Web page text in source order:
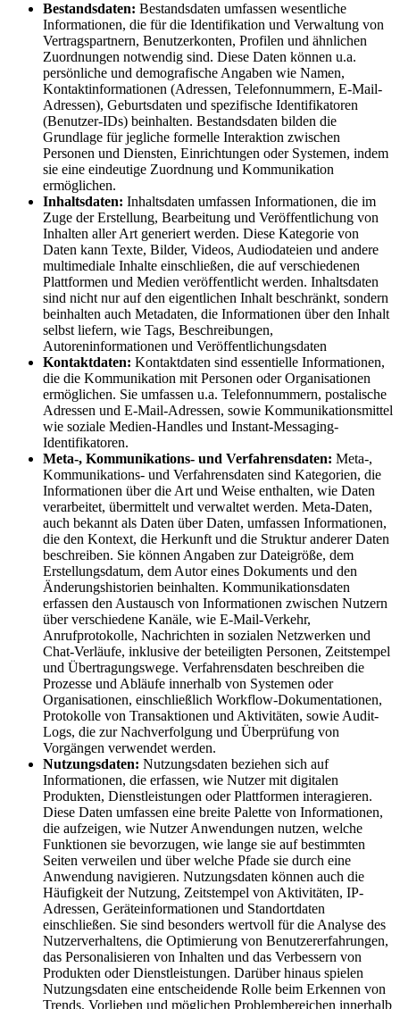
Bestandsdaten: Bestandsdaten umfassen wesentliche
Informationen, die für die Identifikation und Verwaltung von
Vertragspartnern, Benutzerkonten, Profilen und ähnlichen
Zuordnungen notwendig sind. Diese Daten können u.a.
persönliche und demografische Angaben wie Namen,
Kontaktinformationen (Adressen, Telefonnummern, E-Mail-
Adressen), Geburtsdaten und spezifische Identifikatoren
(Benutzer-IDs) beinhalten. Bestandsdaten bilden die
Grundlage für jegliche formelle Interaktion zwischen
Personen und Diensten, Einrichtungen oder Systemen, indem
sie eine eindeutige Zuordnung und Kommunikation
ermöglichen.
Inhaltsdaten: Inhaltsdaten umfassen Informationen, die im
Zuge der Erstellung, Bearbeitung und Veröffentlichung von
Inhalten aller Art generiert werden. Diese Kategorie von
Daten kann Texte, Bilder, Videos, Audiodateien und andere
multimediale Inhalte einschließen, die auf verschiedenen
Plattformen und Medien veröffentlicht werden. Inhaltsdaten
sind nicht nur auf den eigentlichen Inhalt beschränkt, sondern
beinhalten auch Metadaten, die Informationen über den Inhalt
selbst liefern, wie Tags, Beschreibungen,
Autoreninformationen und Veröffentlichungsdaten
Kontaktdaten: Kontaktdaten sind essentielle Informationen,
die die Kommunikation mit Personen oder Organisationen
ermöglichen. Sie umfassen u.a. Telefonnummern, postalische
Adressen und E-Mail-Adressen, sowie Kommunikationsmittel
wie soziale Medien-Handles und Instant-Messaging-
Identifikatoren.
Meta-, Kommunikations- und Verfahrensdaten: Meta-,
Kommunikations- und Verfahrensdaten sind Kategorien, die
Informationen über die Art und Weise enthalten, wie Daten
verarbeitet, übermittelt und verwaltet werden. Meta-Daten,
auch bekannt als Daten über Daten, umfassen Informationen,
die den Kontext, die Herkunft und die Struktur anderer Daten
beschreiben. Sie können Angaben zur Dateigröße, dem
Erstellungsdatum, dem Autor eines Dokuments und den
Änderungshistorien beinhalten. Kommunikationsdaten
erfassen den Austausch von Informationen zwischen Nutzern
über verschiedene Kanäle, wie E-Mail-Verkehr,
Anrufprotokolle, Nachrichten in sozialen Netzwerken und
Chat-Verläufe, inklusive der beteiligten Personen, Zeitstempel
und Übertragungswege. Verfahrensdaten beschreiben die
Prozesse und Abläufe innerhalb von Systemen oder
Organisationen, einschließlich Workflow-Dokumentationen,
Protokolle von Transaktionen und Aktivitäten, sowie Audit-
Logs, die zur Nachverfolgung und Überprüfung von
Vorgängen verwendet werden.
Nutzungsdaten: Nutzungsdaten beziehen sich auf
Informationen, die erfassen, wie Nutzer mit digitalen
Produkten, Dienstleistungen oder Plattformen interagieren.
Diese Daten umfassen eine breite Palette von Informationen,
die aufzeigen, wie Nutzer Anwendungen nutzen, welche
Funktionen sie bevorzugen, wie lange sie auf bestimmten
Seiten verweilen und über welche Pfade sie durch eine
Anwendung navigieren. Nutzungsdaten können auch die
Häufigkeit der Nutzung, Zeitstempel von Aktivitäten, IP-
Adressen, Geräteinformationen und Standortdaten
einschließen. Sie sind besonders wertvoll für die Analyse des
Nutzerverhaltens, die Optimierung von Benutzererfahrungen,
das Personalisieren von Inhalten und das Verbessern von
Produkten oder Dienstleistungen. Darüber hinaus spielen
Nutzungsdaten eine entscheidende Rolle beim Erkennen von
Trends, Vorlieben und möglichen Problembereichen innerhalb